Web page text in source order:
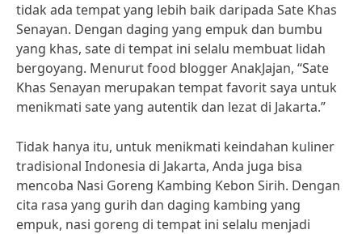
tidak ada tempat yang lebih baik daripada Sate Khas
Senayan. Dengan daging yang empuk dan bumbu
yang khas, sate di tempat ini selalu membuat lidah
bergoyang. Menurut food blogger AnakJajan, “Sate
Khas Senayan merupakan tempat favorit saya untuk
menikmati sate yang autentik dan lezat di Jakarta.”
Tidak hanya itu, untuk menikmati keindahan kuliner
tradisional Indonesia di Jakarta, Anda juga bisa
mencoba Nasi Goreng Kambing Kebon Sirih. Dengan
cita rasa yang gurih dan daging kambing yang
empuk, nasi goreng di tempat ini selalu menjadi